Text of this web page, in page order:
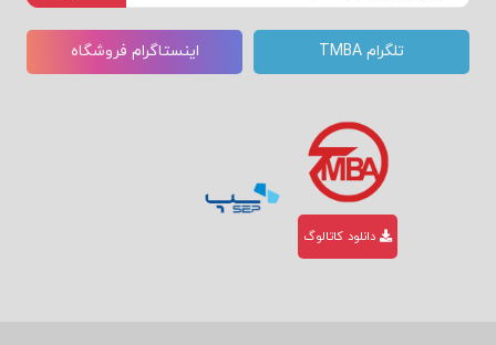
تلگرام TMBA اینستاگرام فروشگاه
دانلود کاتالوگ